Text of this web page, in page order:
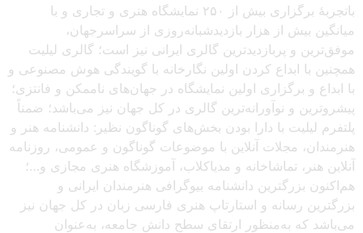
باتجربهٔ برگزاری بیش از ۲۵۰ نمایشگاه هنری و تجاری و با
میانگین بیش از هزار بازدیدشبانه‌روزی از سراسرجهان،
موفق‌ترین و پربازدیدترین گالری ایرانی نیز است؛ گالری لیلیت
همچنین با ابداع کردن اولین نگارخانه با گویندگی هوش مصنوعی و
با ابداع و برگزاری اولین نمایشگاه در جهان‌های ناممکن و فانتزی؛
پیشروترین و نوآورانه‌ترین گالری در کل جهان نیز می‌باشد؛ ضمناً
پلتفرم لیلیت با دارا بودن بخش‌های گوناگون نظیر: دانشنامه هنر و
هنرمندان، مجلات آنلاین با موضوعات گوناگون و عمومی، روزنامه
آنلاین هنر، تماشاخانه و مدیاکلاب، آموزشگاه هنری مجازی و…؛
هم‌اکنون بزرگترین دانشنامه بیوگرافی هنرمندان ایرانی و
بزرگترین رسانه و استارتاپ هنری فارسی زبان در کل جهان نیز
می‌باشد که به‌منظور ارتقای سطح دانش جامعه، به‌عنوان